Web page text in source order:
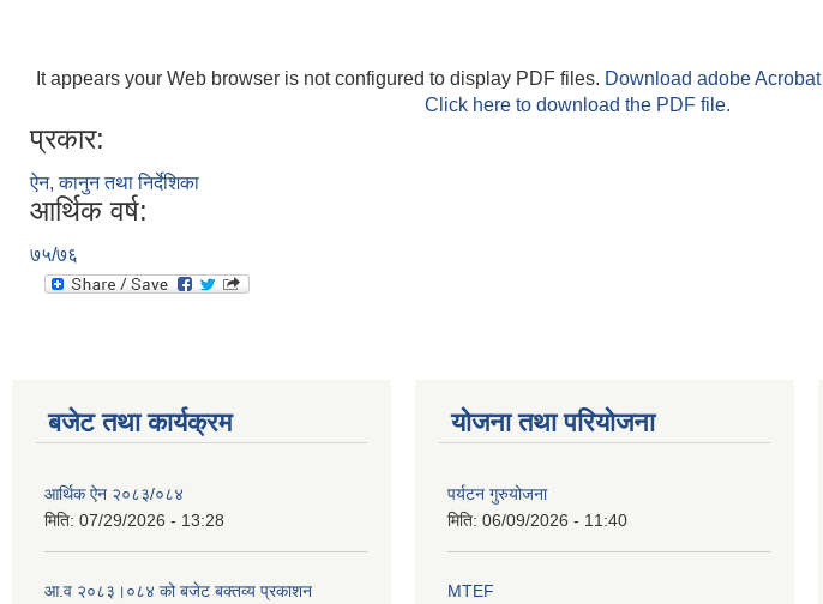
It appears your Web browser is not configured to display PDF files. Download adobe Acrobat
Click here to download the PDF file.
प्रकार:
ऐन, कानुन तथा निर्देशिका
आर्थिक वर्ष:
७५/७६
बजेट तथा कार्यक्रम
आर्थिक ऐन २०८३/०८४
मिति: 07/29/2026 - 13:28
आ.व २०८३।०८४ को बजेट बक्तव्य प्रकाशन
योजना तथा परियोजना
पर्यटन गुरुयोजना
मिति: 06/09/2026 - 11:40
MTEF